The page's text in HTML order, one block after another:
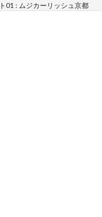
01 : ムジカーリッシュ京都